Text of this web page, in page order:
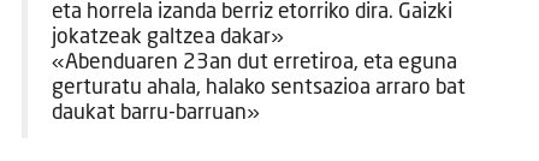
eta horrela izanda berriz etorriko dira. Gaizki
jokatzeak galtzea dakar»
«Abenduaren 23an dut erretiroa, eta eguna
gerturatu ahala, halako sentsazioa arraro bat
daukat barru-barruan»